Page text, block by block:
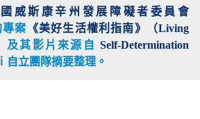
威斯康辛州發展障礙者委員會
專案 《美好生活權利指南》（Living
及其影片來源自 Self-Determination
ｉ自立團隊摘要整理。